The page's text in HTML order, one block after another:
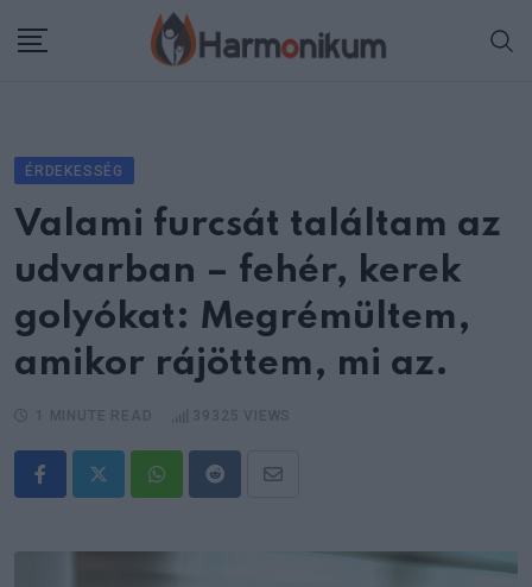
ÉRDEKESSÉG
Valami furcsát találtam az
udvarban – fehér, kerek
golyókat: Megrémültem,
amikor rájöttem, mi az.
WhatsappRedditShare
Email